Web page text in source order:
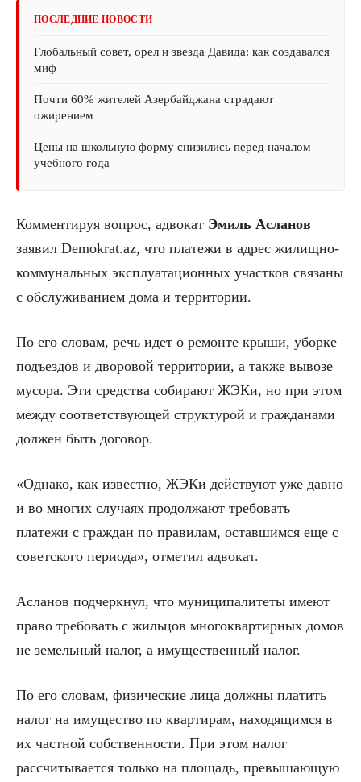
ПОСЛЕДНИЕ НОВОСТИ
Глобальный совет, орел и звезда Давида: как создавался
миф
Почти 60% жителей Азербайджана страдают
ожирением
Цены на школьную форму снизились перед началом
учебного года
Комментируя вопрос, адвокат Эмиль Асланов
заявил Demokrat.az, что платежи в адрес жилищно-
коммунальных эксплуатационных участков связаны
с обслуживанием дома и территории.
По его словам, речь идет о ремонте крыши, уборке
подъездов и дворовой территории, а также вывозе
мусора. Эти средства собирают ЖЭКи, но при этом
между соответствующей структурой и гражданами
должен быть договор.
«Однако, как известно, ЖЭКи действуют уже давно
и во многих случаях продолжают требовать
платежи с граждан по правилам, оставшимся еще с
советского периода», отметил адвокат.
Асланов подчеркнул, что муниципалитеты имеют
право требовать с жильцов многоквартирных домов
не земельный налог, а имущественный налог.
По его словам, физические лица должны платить
налог на имущество по квартирам, находящимся в
их частной собственности. При этом налог
рассчитывается только на площадь, превышающую